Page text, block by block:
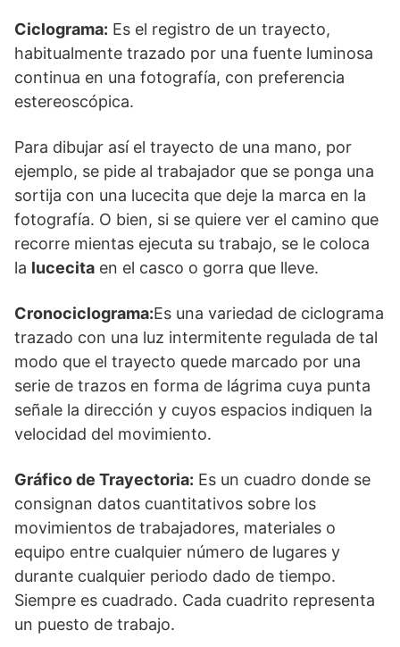
Ciclograma: Es el registro de un trayecto,
habitualmente trazado por una fuente luminosa
continua en una fotografía, con preferencia
estereoscópica.
Para dibujar así el trayecto de una mano, por
ejemplo, se pide al trabajador que se ponga una
sortija con una lucecita que deje la marca en la
fotografía. O bien, si se quiere ver el camino que
recorre mientas ejecuta su trabajo, se le coloca
la lucecita en el casco o gorra que lleve.
Cronociclograma:Es una variedad de ciclograma
trazado con una luz intermitente regulada de tal
modo que el trayecto quede marcado por una
serie de trazos en forma de lágrima cuya punta
señale la dirección y cuyos espacios indiquen la
velocidad del movimiento.
Gráfico de Trayectoria: Es un cuadro donde se
consignan datos cuantitativos sobre los
movimientos de trabajadores, materiales o
equipo entre cualquier número de lugares y
durante cualquier periodo dado de tiempo.
Siempre es cuadrado. Cada cuadrito representa
un puesto de trabajo.